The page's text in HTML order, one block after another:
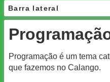
Barra lateral
Programação é um tema
que fazemos no Calango.